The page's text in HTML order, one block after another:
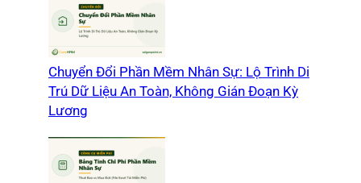
Chuyển Đổi Phần Mềm Nhân Sự: Lộ Trình Di
Trú Dữ Liệu An Toàn, Không Gián Đoạn Kỳ
Lương